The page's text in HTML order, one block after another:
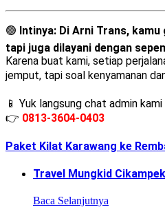
🟢 Intinya: Di Arni Trans,
tapi juga dilayani dengan
Karena buat kami, setiap
jemput, tapi soal kenyamanan
📱 Yuk langsung chat admin
👉 0813-3604-0403
Paket Kilat Karawang ke
Travel Mungkid Cikampek
Baca Selanjutnya